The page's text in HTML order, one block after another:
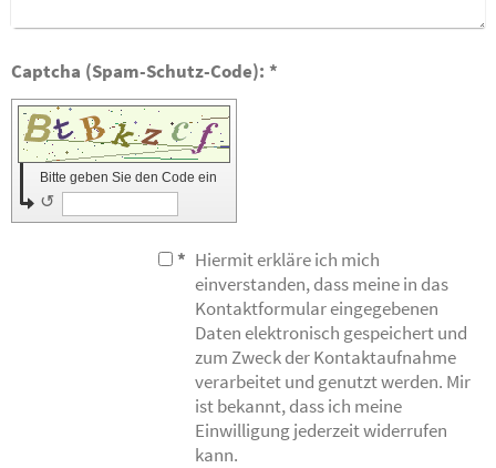
Captcha (Spam-Schutz-Code): *
Bitte geben Sie den Code ein
↺
* Hiermit erkläre ich mich
einverstanden, dass meine in das
Kontaktformular eingegebenen
Daten elektronisch gespeichert und
zum Zweck der Kontaktaufnahme
verarbeitet und genutzt werden. Mir
ist bekannt, dass ich meine
Einwilligung jederzeit widerrufen
kann.